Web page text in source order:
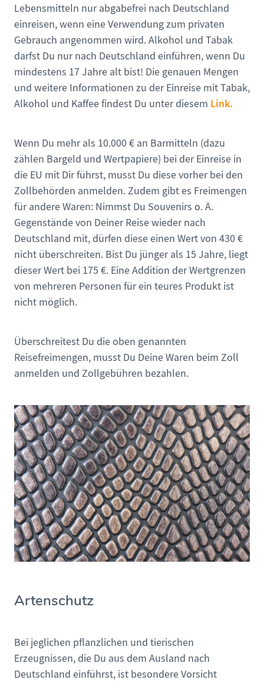
Lebensmitteln nur abgabefrei nach Deutschland
einreisen, wenn eine Verwendung zum privaten
Gebrauch angenommen wird. Alkohol und Tabak
darfst Du nur nach Deutschland einführen, wenn Du
mindestens 17 Jahre alt bist! Die genauen Mengen
und weitere Informationen zu der Einreise mit Tabak,
Alkohol und Kaffee findest Du unter diesem Link.
Wenn Du mehr als 10.000 € an Barmitteln (dazu
zählen Bargeld und Wertpapiere) bei der Einreise in
die EU mit Dir führst, musst Du diese vorher bei den
Zollbehörden anmelden. Zudem gibt es Freimengen
für andere Waren: Nimmst Du Souvenirs o. Ä.
Gegenstände von Deiner Reise wieder nach
Deutschland mit, dürfen diese einen Wert von 430 €
nicht überschreiten. Bist Du jünger als 15 Jahre, liegt
dieser Wert bei 175 €. Eine Addition der Wertgrenzen
von mehreren Personen für ein teures Produkt ist
nicht möglich.
Überschreitest Du die oben genannten
Reisefreimengen, musst Du Deine Waren beim Zoll
anmelden und Zollgebühren bezahlen.
Artenschutz
Bei jeglichen pflanzlichen und tierischen
Erzeugnissen, die Du aus dem Ausland nach
Deutschland einführst, ist besondere Vorsicht